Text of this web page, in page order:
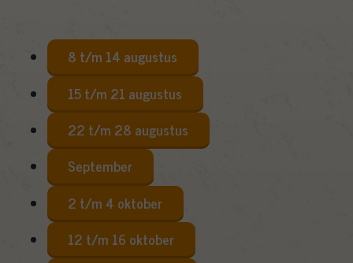
8 t/m 14 augustus
15 t/m 21 augustus
22 t/m 28 augustus
September
2 t/m 4 oktober
12 t/m 16 oktober